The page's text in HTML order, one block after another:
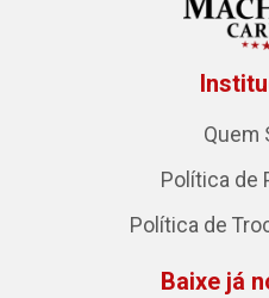
Quem
Política de
Política de
Baixe já